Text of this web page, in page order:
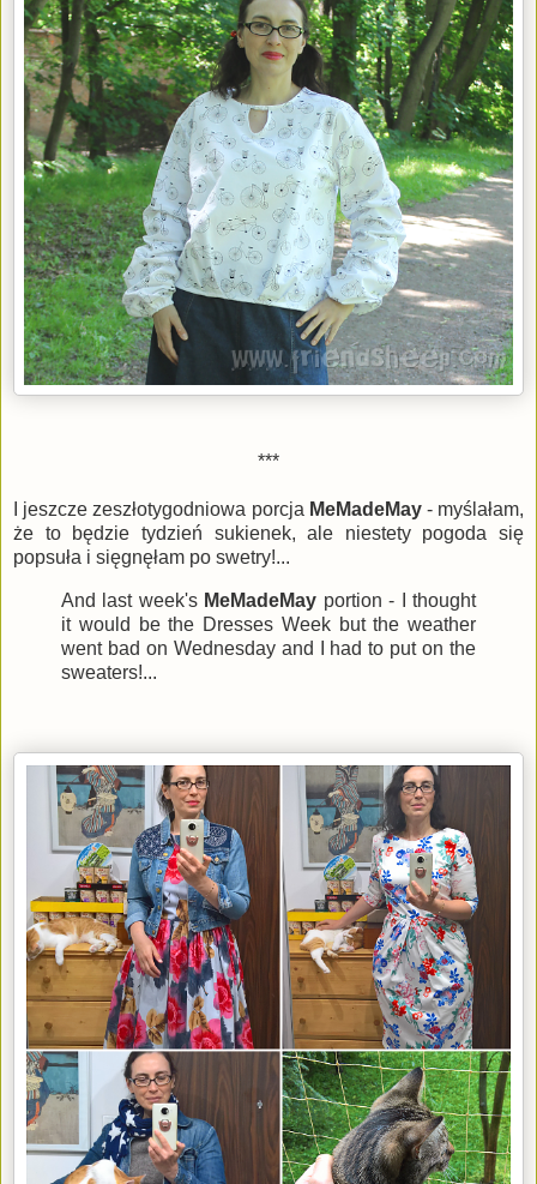
***
I jeszcze zeszłotygodniowa porcja MeMadeMay- myślałam,
że to będzie tydzień sukienek, ale niestety pogoda się
popsuła i sięgnęłam po swetry!...
And last week's MeMadeMay portion - I thought
it would be the Dresses Week but the weather
went bad on Wednesday and I had to put on the
sweaters!...